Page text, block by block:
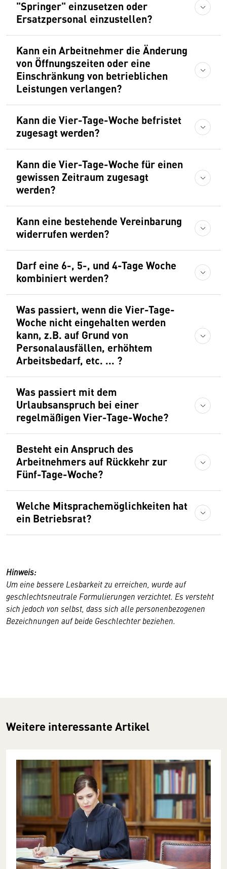
"Springer" einzusetzen oder
Ersatzpersonal einzustellen?
Kann ein Arbeitnehmer die Änderung
von Öffnungszeiten oder eine
Einschränkung von betrieblichen
Leistungen verlangen?
Kann die Vier-Tage-Woche befristet
zugesagt werden?
Kann die Vier-Tage-Woche für einen
gewissen Zeitraum zugesagt
werden?
Kann eine bestehende Vereinbarung
widerrufen werden?
Darf eine 6-, 5-, und 4-Tage Woche
kombiniert werden?
Was passiert, wenn die Vier-Tage-
Woche nicht eingehalten werden
kann, z.B. auf Grund von
Personalausfällen, erhöhtem
Arbeitsbedarf, etc. ... ?
Was passiert mit dem
Urlaubsanspruch bei einer
regelmäßigen Vier-Tage-Woche?
Besteht ein Anspruch des
Arbeitnehmers auf Rückkehr zur
Fünf-Tage-Woche?
Welche Mitsprachemöglichkeiten hat
ein Betriebsrat?
Hinweis:
Um eine bessere Lesbarkeit zu erreichen, wurde auf
geschlechtsneutrale Formulierungen verzichtet. Es versteht
sich jedoch von selbst, dass sich alle personenbezogenen
Bezeichnungen auf beide Geschlechter beziehen.
Weitere interessante Artikel